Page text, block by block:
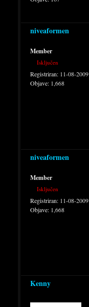
niveaformen
Member
Isključen
Registriran: 11-08-2009
Objave: 1,668
niveaformen
Member
Isključen
Registriran: 11-08-2009
Objave: 1,668
Kenny